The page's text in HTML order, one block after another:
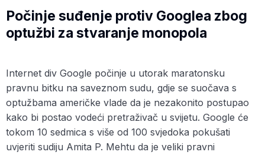
Počinje suđenje protiv Googlea zbog
optužbi za stvaranje monopola
Internet div Google počinje u utorak maratonsku
pravnu bitku na saveznom sudu, gdje se suočava s
optužbama američke vlade da je nezakonito postupao
kako bi postao vodeći pretraživač u svijetu. Google će
tokom 10 sedmica s više od 100 svjedoka pokušati
uvjeriti sudiju Amita P. Mehtu da je veliki pravni